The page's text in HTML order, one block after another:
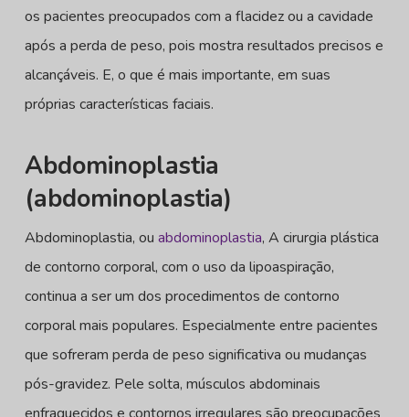
os pacientes preocupados com a flacidez ou a cavidade
após a perda de peso, pois mostra resultados precisos e
alcançáveis. E, o que é mais importante, em suas
próprias características faciais.
Abdominoplastia
(abdominoplastia)
Abdominoplastia, ou abdominoplastia, A cirurgia plástica
de contorno corporal, com o uso da lipoaspiração,
continua a ser um dos procedimentos de contorno
corporal mais populares. Especialmente entre pacientes
que sofreram perda de peso significativa ou mudanças
pós-gravidez. Pele solta, músculos abdominais